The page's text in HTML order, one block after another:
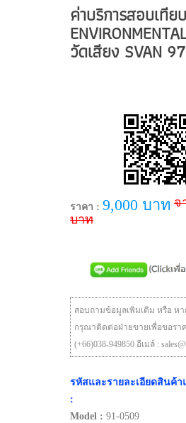
ค่าบริการสอบเที
วัดเสียง SVAN
ราคา : 9,000 บาท จ
บาท
สอบถามข้อมูลเพิ่มเติม หรือ ห
กรุณาติดต่อฝ่ายขายเพื่อขอรา
(+66)038-949850 อีเมล์ :
รหัสและรายละเอียดสินค้
:
Model : 91-0509